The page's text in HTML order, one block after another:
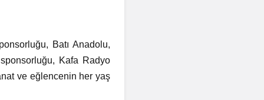
Batı Anadolu,
Kafa Radyo
ve eğlencenin her yaş